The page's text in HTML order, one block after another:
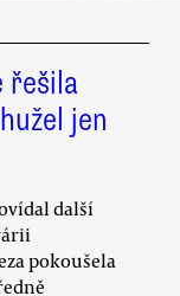
řešila
jen
další
pokoušela